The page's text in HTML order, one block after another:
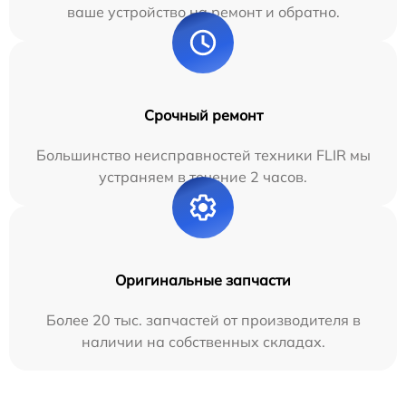
ваше устройство на ремонт и обратно.
Срочный ремонт
Большинство неисправностей техники FLIR мы
устраняем в течение 2 часов.
Оригинальные запчасти
Более 20 тыс. запчастей от производителя в
наличии на собственных складах.